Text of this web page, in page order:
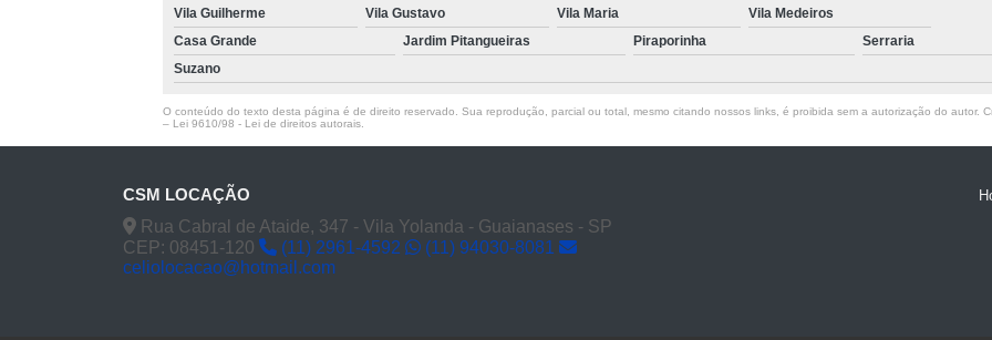
Vila Guilherme Vila Gustavo Vila Maria
Vila Medeiros
Casa Grande
Jardim Pitangueiras Piraporinha Serraria
Suzano
O conteúdo do texto desta página é de direito reservado. Sua reprodução, parcial ou total, mesmo citando nossos links, é proibida sem a autorização do autor.
– Lei 9610/98 - Lei de direitos autorais.
CSM LOCAÇÃO
Rua Cabral de Ataide, 347 - Vila Yolanda - Guaianases - SP
CEP: 08451-120
(11) 2961-4592
(11) 94030-8081
celiolocacao@hotmail.com